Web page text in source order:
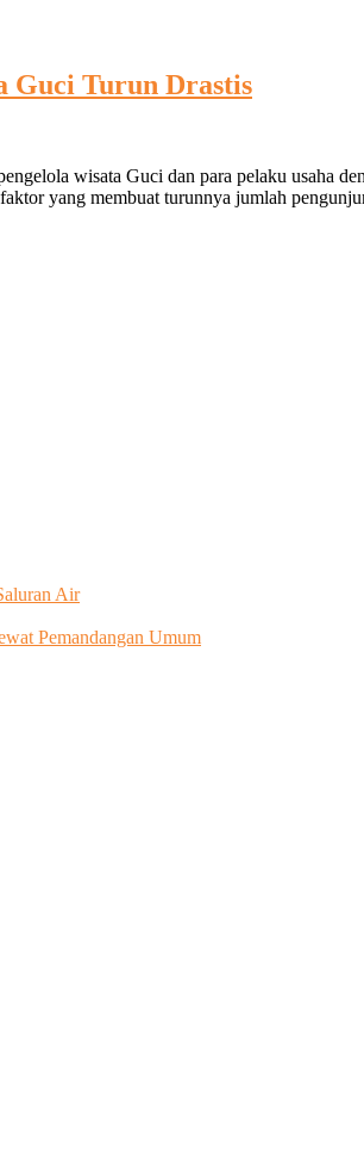
Guci Turun Drastis
wisata Guci dan para pelaku usaha
yang membuat turunnya jumlah
Air
Pemandangan Umum